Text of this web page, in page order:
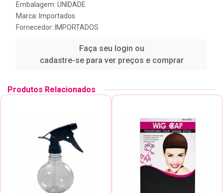
Embalagem: UNIDADE
Marca: Importados
Fornecedor: IMPORTADOS
Faça seu login ou
cadastre-se para ver preços e comprar
Produtos Relacionados